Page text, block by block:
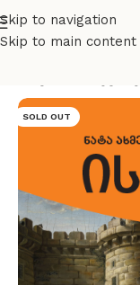
Skip to navigation
Skip to main content
SOLD OUT